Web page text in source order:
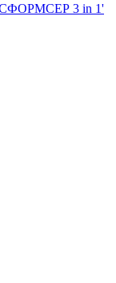
3 in 1'